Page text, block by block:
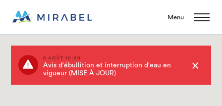
Menu
6 AOÛT 10:20
Avis d'ébullition et interruption d'eau en
vigueur (MISE À JOUR)